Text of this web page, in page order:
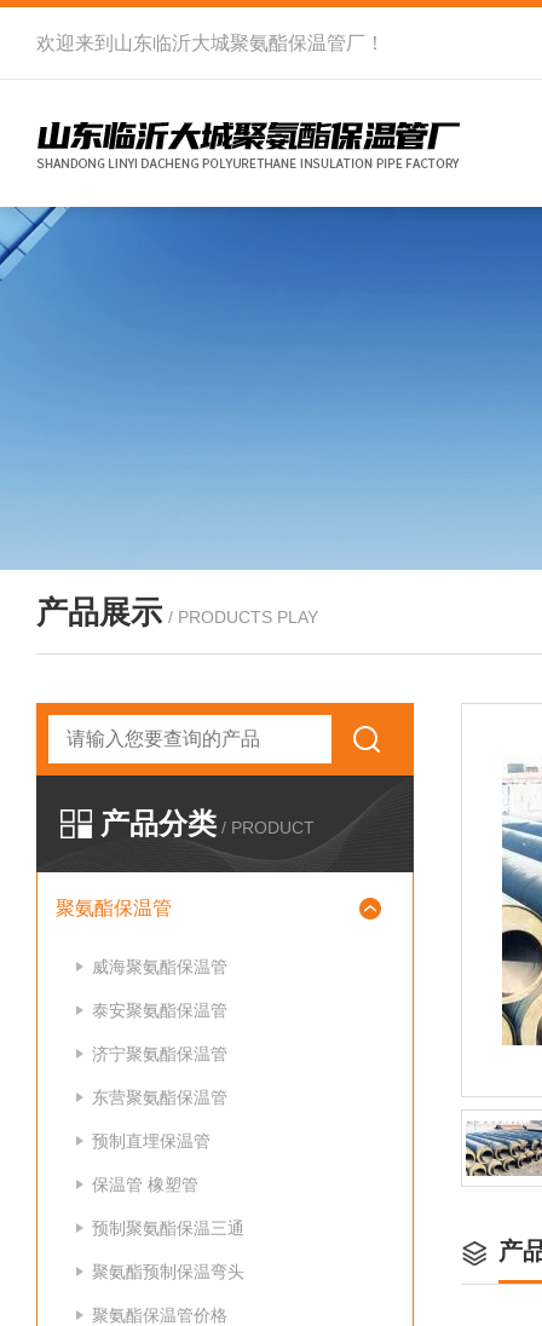
欢迎来到 山东临沂大城聚氨酯保温管厂 ！
产品展示 / PRODUCTS PLAY
产品分类 / PRODUCT
聚氨酯保温管
威海聚氨酯保温管
泰安聚氨酯保温管
济宁聚氨酯保温管
东营聚氨酯保温管
预制直埋保温管
保温管 橡塑管
预制聚氨酯保温三通
聚氨酯预制保温弯头
聚氨酯保温管价格
产